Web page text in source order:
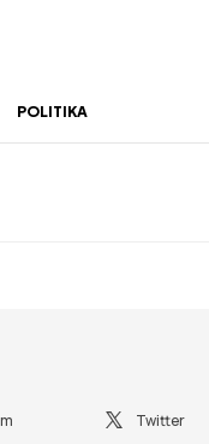
POLITIKA
Twitter